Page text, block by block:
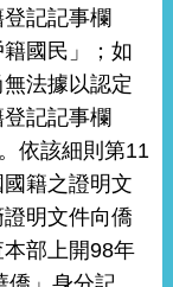
記記事欄
國民」；如
法據以認定
記記事欄
依該細則第11
籍之證明文
明文件向僑
部上開98年